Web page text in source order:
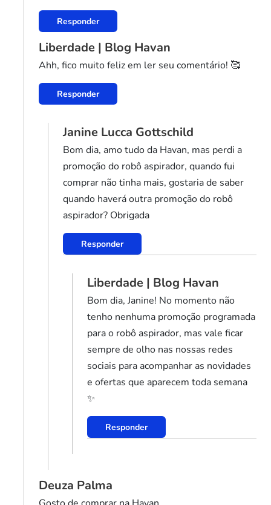
Responder
Liberdade | Blog Havan
Ahh, fico muito feliz em ler seu comentário! 🥰
Responder
Janine Lucca Gottschild
Bom dia, amo tudo da Havan, mas perdi a
promoção do robô aspirador, quando fui
comprar não tinha mais, gostaria de saber
quando haverá outra promoção do robô
aspirador? Obrigada
Responder
Liberdade | Blog Havan
Bom dia, Janine! No momento não
tenho nenhuma promoção programada
para o robô aspirador, mas vale ficar
sempre de olho nas nossas redes
sociais para acompanhar as novidades
e ofertas que aparecem toda semana
✨
Responder
Deuza Palma